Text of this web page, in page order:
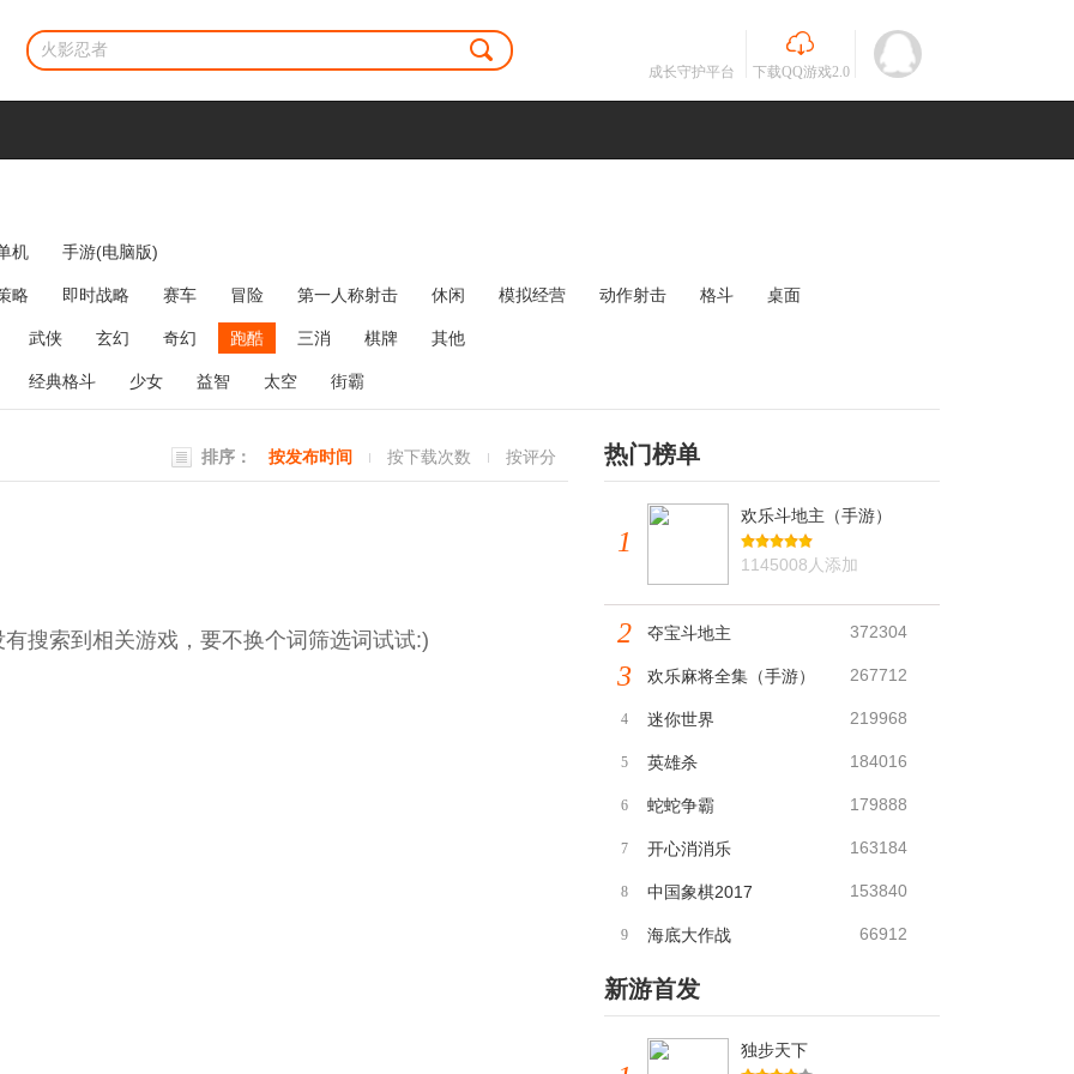
成长守护平台 下载QQ游戏2.0
机 手游(电脑版)
略 即时战略 赛车 冒险 第一人称射击 休闲 模拟经营 动作射击 格斗
桌面
牌类
麻将 网络游戏 弹幕射击 策略塔防
武侠 玄幻 奇幻 跑酷 三消 棋牌 其他
经典格斗 少女 益智 太空 街霸
排序： 按发布时间 按下载次数 按评分
搜索到相关游戏，要不换个词筛选词试试:)
热门榜单
1
欢乐斗地主（手游）
1145008人添加
2 夺宝斗地主 372304
3 欢乐麻将全集（手游） 267712
4 迷你世界 219968
5 英雄杀 184016
6 蛇蛇争霸 179888
7 开心消消乐 163184
8 中国象棋2017 153840
9 海底大作战 66912
新游首发
独步天下